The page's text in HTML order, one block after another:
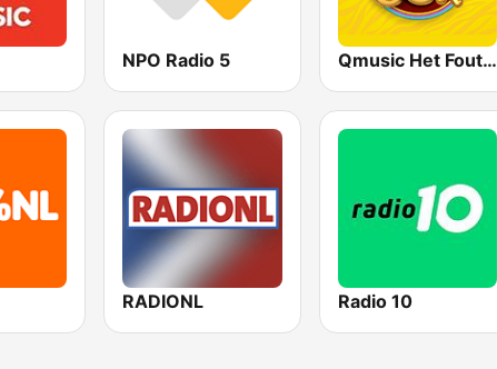
NPO Radio 5 Qmusic Het Foute Uur
RADIONL Radio 10